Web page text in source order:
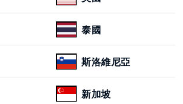
泰國
斯洛維尼亞
新加坡